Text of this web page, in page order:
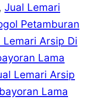
, Jual Lemari
Petamburan
Lemari Arsip Di
Lama
Lemari Arsip
Lama